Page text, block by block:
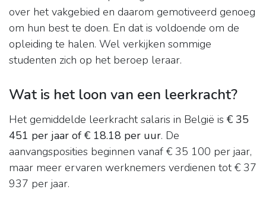
over het vakgebied en daarom gemotiveerd genoeg
om hun best te doen. En dat is voldoende om de
opleiding te halen. Wel verkijken sommige
studenten zich op het beroep leraar.
Wat is het loon van een leerkracht?
Het gemiddelde leerkracht salaris in België is € 35
451 per jaar of € 18.18 per uur. De
aanvangsposities beginnen vanaf € 35 100 per jaar,
maar meer ervaren werknemers verdienen tot € 37
937 per jaar.